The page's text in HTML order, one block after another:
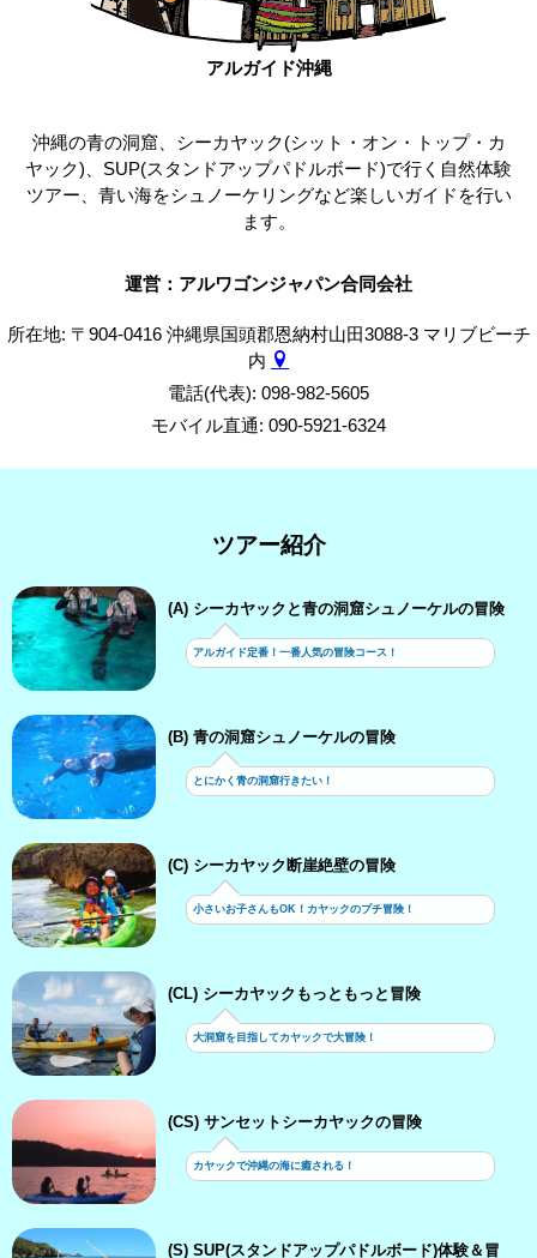
アルガイド沖縄
沖縄の青の洞窟、シーカヤック(シット・オン・トップ・カ
ヤック)、SUP(スタンドアップパドルボード)で行く自然体験
ツアー、青い海をシュノーケリングなど楽しいガイドを行い
ます。
運営：アルワゴンジャパン合同会社
所在地: 〒904-0416 沖縄県国頭郡恩納村山田3088-3 マリブビーチ
内
電話(代表): 098-982-5605
モバイル直通: 090-5921-6324
ツアー紹介
(A) シーカヤックと青の洞窟シュノーケルの冒険
アルガイド定番！一番人気の冒険コース！
(B) 青の洞窟シュノーケルの冒険
とにかく青の洞窟行きたい！
(C) シーカヤック断崖絶壁の冒険
小さいお子さんもOK！カヤックのプチ冒険！
(CL) シーカヤックもっともっと冒険
大洞窟を目指してカヤックで大冒険！
(CS) サンセットシーカヤックの冒険
カヤックで沖縄の海に癒される！
(S) SUP(スタンドアップパドルボード)体験＆冒